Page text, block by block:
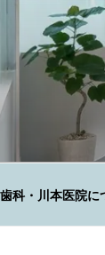
科医院
歯科・川本医院に